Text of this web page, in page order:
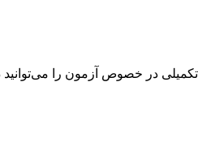
در خصوص آزمون را